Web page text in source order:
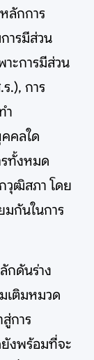
ลักการ
ารมีส่วน
ะการมีส่วน
.), การ
ำ
คลใด
ทั้งหมด
วุฒิสภา โดย
มกันในการ
กดันร่าง
เติมหมวด
การ
งพร้อมที่จะ